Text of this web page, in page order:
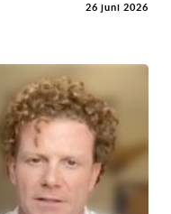
26 juni 2026